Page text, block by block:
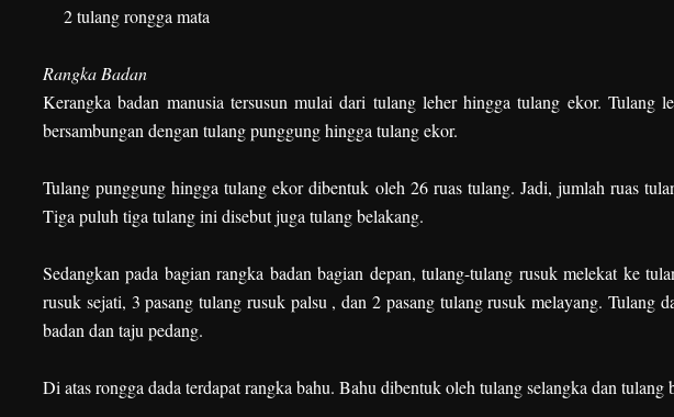
2 tulang rongga mata
Rangka Badan
Kerangka badan manusia tersusun mulai dari tulang leher hingga tulang ekor. Tulang
bersambungan dengan tulang punggung hingga tulang ekor.
Tulang punggung hingga tulang ekor dibentuk oleh 26 ruas tulang. Jadi, jumlah ruas
Tiga puluh tiga tulang ini disebut juga tulang belakang.
Sedangkan pada bagian rangka badan bagian depan, tulang-tulang rusuk melekat ke
rusuk sejati, 3 pasang tulang rusuk palsu , dan 2 pasang tulang rusuk melayang. Tulang
badan dan taju pedang.
Di atas rongga dada terdapat rangka bahu. Bahu dibentuk oleh tulang selangka dan tulang